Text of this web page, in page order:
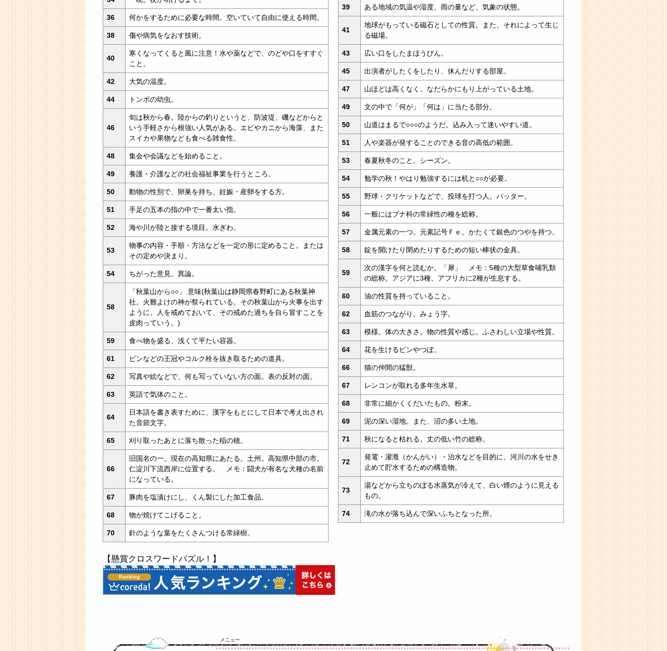
36 何かをするために必要な時間。空いていて自由に使える時間。
38 傷や病気をなおす技術。
40
寒くなってくると風に注意！水や薬などで、のどや口をすすぐ
こと。
42 大気の温度。
44 トンボの幼虫。
46
旬は秋から春。陸からの釣りというと、防波堤、磯などからと
いう手軽さから根強い人気がある。エビやカニから海藻、また
スイカや果物なども食べる雑食性。
48 集会や会議などを始めること。
49 養護・介護などの社会福祉事業を行うところ。
50 動物の性別で、卵巣を持ち、妊娠・産卵をする方。
51 手足の五本の指の中で一番太い指。
52 海や川が陸と接する境目。水ぎわ。
53
物事の内容・手順・方法などを一定の形に定めること。または
その定めや決まり。
54 ちがった意見。異論。
58
「秋葉山から○○」 意味(秋葉山は静岡県春野町にある秋葉神
社。火難よけの神が祭られている。その秋葉山から火事を出す
ように、人を戒めておいて、その戒めた過ちを自ら冒すことを
皮肉っていう。)
59 食べ物を盛る、浅くて平たい容器。
61 ビンなどの王冠やコルク栓を抜き取るための道具。
62 写真や絵などで、何も写っていない方の面。表の反対の面。
63 英語で気体のこと。
64
日本語を書き表すために、漢字をもとにして日本で考え出され
た音節文字。
65 刈り取ったあとに落ち散った稲の穂。
66
旧国名の一。現在の高知県にあたる。土州。高知県中部の市。
仁淀川下流西岸に位置する。 メモ：闘犬が有名な犬種の名前
になっている。
67 豚肉を塩漬けにし、くん製にした加工食品。
68 物が焼けてこげること。
70 針のような葉をたくさんつける常緑樹。
39 ある地域の気温や湿度、雨の量など、気象の状態。
41
地球がもっている磁石としての性質。また、それによって生じ
る磁場。
43 広い口をしたまほうびん。
45 出演者がしたくをしたり、休んだりする部屋。
47 山ほどは高くなく、なだらかにもり上がっている土地。
49 文の中で「何が」「何は」に当たる部分。
50 山道はまるで○○○のようだ。込み入って迷いやすい道。
51 人や楽器が発することのできる音の高低の範囲。
53 春夏秋冬のこと。シーズン。
54 勉学の秋！やはり勉強するには机と○○が必要。
55 野球・クリケットなどで、投球を打つ人。バッター。
56 一般にはブナ科の常緑性の種を総称。
57 金属元素の一つ。元素記号Ｆｅ。かたくて銀色のつやを持つ。
58 錠を開けたり閉めたりするための短い棒状の金具。
59
次の漢字を何と読むか。「犀」 メモ：5種の大型草食哺乳類
の総称。アジアに3種、アフリカに2種が生息する。
60 油の性質を持っていること。
62 血筋のつながり。みょう字。
63 模様。体の大きさ。物の性質や感じ。ふさわしい立場や性質。
64 花を生けるビンやつぼ。
66 猫の仲間の猛獣。
67 レンコンが取れる多年生水草。
68 非常に細かくくだいたもの。粉末。
69 泥の深い湿地。また、沼の多い土地。
71 秋になると枯れる。丈の低い竹の総称。
72
発電・灌漑（かんがい）・治水などを目的に、河川の水をせき
止めて貯水するための構造物。
73
湯などから立ちのぼる水蒸気が冷えて、白い煙のように見える
もの。
74 滝の水が落ち込んで深いふちとなった所。
【懸賞クロスワードパズル！】
メニュー